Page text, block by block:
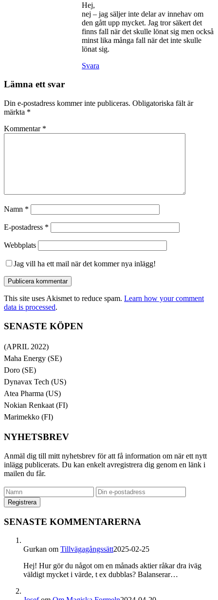
Hej,
nej – jag säljer inte delar av innehav om
den gått upp mycket. Jag tror säkert det
finns fall när det skulle lönat sig men också
minst lika många fall när det inte skulle
lönat sig.
Svara
Lämna ett svar
Din e-postadress kommer inte publiceras. Obligatoriska fält är
märkta *
Kommentar *
Namn *
E-postadress *
Webbplats
Jag vill ha ett mail när det kommer nya inlägg!
This site uses Akismet to reduce spam. Learn how your comment
data is processed.
SENASTE KÖPEN
(APRIL 2022)
Maha Energy (SE)
Doro (SE)
Dynavax Tech (US)
Atea Pharma (US)
Nokian Renkaat (FI)
Marimekko (FI)
NYHETSBREV
Anmäl dig till mitt nyhetsbrev för att få information om när ett nytt
inlägg publicerats. Du kan enkelt avregistrera dig genom en länk i
mailen du får.
SENASTE KOMMENTARERNA
Gurkan om Tillvägagångssätt2025-02-25
Hej! Hur gör du något om en månads aktier råkar dra iväg
väldigt mycket i värde, t ex dubblas? Balanserar…